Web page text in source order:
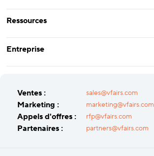
Ressources
Entreprise
Ventes : sales@vfairs.com
Marketing : marketing@vfairs.com
Appels d'offres : rfp@vfairs.com
Partenaires : partners@vfairs.com